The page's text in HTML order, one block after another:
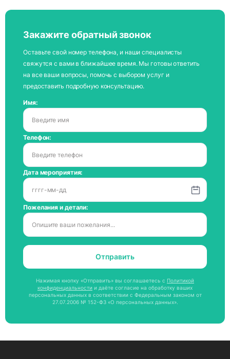
Закажите обратный звонок
Оставьте свой номер телефона, и наши специалисты
свяжутся с вами в ближайшее время. Мы готовы ответить
на все ваши вопросы, помочь с выбором услуг и
предоставить подробную консультацию.
Имя:
Телефон:
Дата мероприятия:
Пожелания и детали:
Отправить
Нажимая кнопку «Отправить» вы соглашаетесь с Политикой
конфиденциальности и даёте согласие на обработку ваших
персональных данных в соответствии с Федеральным законом от
27.07.2006 № 152-ФЗ «О персональных данных».